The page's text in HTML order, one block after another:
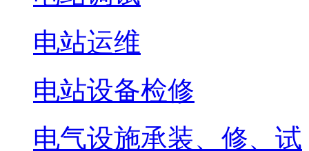
电站运维
电站设备检修
电气设施承装、修、试